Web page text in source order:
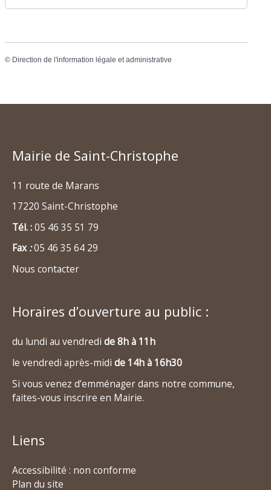
© Direction de l'information légale et administrative
Mairie de Saint-Christophe
11 route de Marans
17220 Saint-Christophe
Tél. :05 46 35 51 79
Fax:05 46 35 64 29
Nous contacter
Horaires d’ouverture au public :
du lundi au vendredi de 8h à 11h
le vendredi après-midi de 14h à 16h30
Si vous venez d’emménager dans notre commune,
faites-vous inscrire en Mairie.
Liens
Accessibilité : non conforme
Plan du site